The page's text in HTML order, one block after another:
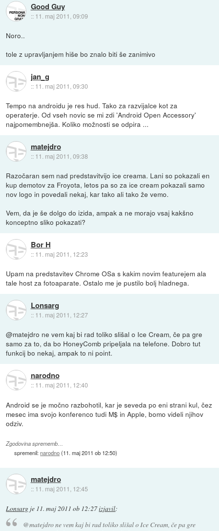
Good Guy
:: 11. maj 2011, 09:09
Noro..
tole z upravljanjem hiše bo znalo biti še zanimivo
jan_g
:: 11. maj 2011, 09:30
Tempo na androidu je res hud. Tako za razvijalce kot za
operaterje. Od vseh novic se mi zdi 'Android Open Accessory'
najpomembnejša. Koliko možnosti se odpira ...
matejdro
:: 11. maj 2011, 09:38
Razočaran sem nad predstavitvijo ice creama. Lani so pokazali en
kup demotov za Froyota, letos pa so za ice cream pokazali samo
nov logo in povedali nekaj, kar tako ali tako že vemo.
Vem, da je še dolgo do izida, ampak a ne morajo vsaj kakšno
konceptno sliko pokazati?
Bor H
:: 11. maj 2011, 12:23
Upam na predstavitev Chrome OSa s kakim novim featurejem ala
tale host za fotoaparate. Ostalo me je pustilo bolj hladnega.
Lonsarg
:: 11. maj 2011, 12:27
@matejdro ne vem kaj bi rad toliko slišal o Ice Cream, če pa gre
samo za to, da bo HoneyComb pripeljala na telefone. Dobro tut
funkcij bo nekaj, ampak to ni point.
narodno
:: 11. maj 2011, 12:40
Android se je močno razbohotil, kar je seveda po eni strani kul, čez
mesec ima svojo konferenco tudi M$ in Apple, bomo videli njihov
odziv.
Zgodovina sprememb…
spremenil:narodno(11. maj 2011 ob 12:50)
matejdro
:: 11. maj 2011, 12:45
Lonsarg je 11. maj 2011 ob 12:27izjavil:
@matejdro ne vem kaj bi rad toliko slišal o Ice Cream, če pa gre